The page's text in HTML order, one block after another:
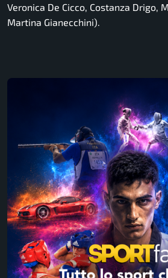
Veronica De Cicco, Costanza Drigo,
Martina Gianecchini).